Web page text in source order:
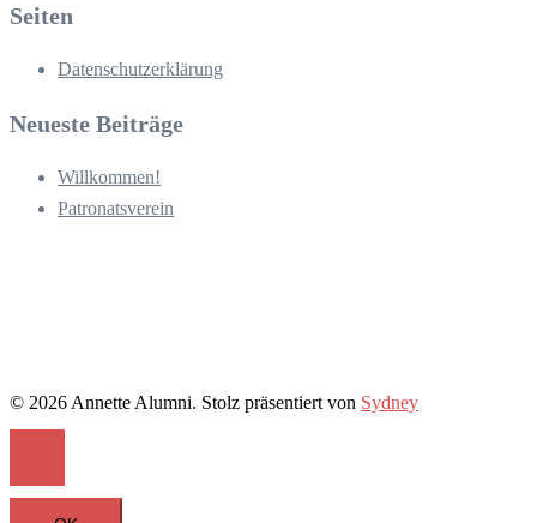
Seiten
Datenschutzerklärung
Neueste Beiträge
Willkommen!
Patronatsverein
© 2026 Annette Alumni. Stolz präsentiert von Sydney